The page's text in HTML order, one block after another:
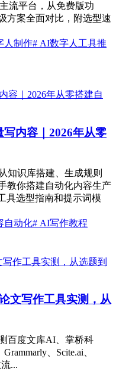
流平台，从免费版功
方案全面对比，附选型速
人制作# AI数字人工具推
内容｜2026年从零
知识库搭建、生成规则
教你搭建自动化内容生产
具选型指南和提示词模
自动化# AI写作教程
文写作工具实测，从
百度文库AI、掌桥科
、Scite.ai、
...